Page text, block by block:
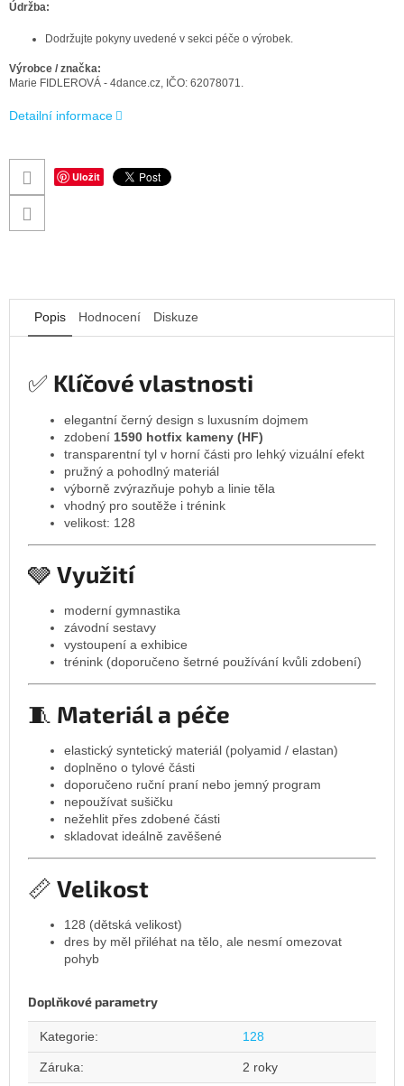
Údržba:
Dodržujte pokyny uvedené v sekci péče o výrobek.
Výrobce / značka:
Marie FIDLEROVÁ - 4dance.cz, IČO: 62078071.
Detailní informace
Uložit
Popis Hodnocení Diskuze
✅ Klíčové vlastnosti
elegantní černý design s luxusním dojmem
zdobení 1590 hotfix kameny (HF)
transparentní tyl v horní části pro lehký vizuální efekt
pružný a pohodlný materiál
výborně zvýrazňuje pohyb a linie těla
vhodný pro soutěže i trénink
velikost: 128
🩶 Využití
moderní gymnastika
závodní sestavy
vystoupení a exhibice
trénink (doporučeno šetrné používání kvůli zdobení)
🧵 Materiál a péče
elastický syntetický materiál (polyamid / elastan)
doplněno o tylové části
doporučeno ruční praní nebo jemný program
nepoužívat sušičku
nežehlit přes zdobené části
skladovat ideálně zavěšené
📏 Velikost
128 (dětská velikost)
dres by měl přiléhat na tělo, ale nesmí omezovat
pohyb
Doplňkové parametry
Kategorie: 128
Záruka: 2 roky